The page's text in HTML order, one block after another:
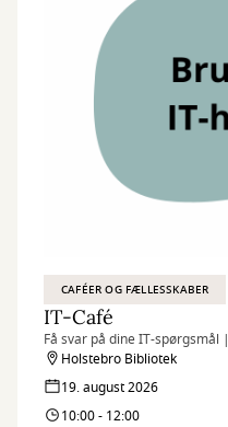
CAFÉER OG FÆLLESSKABER
IT-Café
Få svar på dine IT-
Holstebro Bibliotek
19. august 2026
10:00 - 12:00